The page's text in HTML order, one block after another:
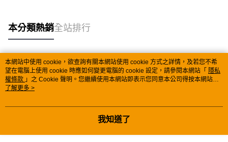
本分類熱銷全站排行
熱門標籤
本網站中使用 cookie，欲查詢有關本網站使用 cookie 方式之詳情，及若您不希
望在電腦上使用 cookie 時應如何變更電腦的 cookie 設定，請參閱本網站「 隱私
權條款 」之 Cookie 聲明。您繼續使用本網站即表示您同意本公司得按本網站使
用條款之 Cookie 聲明使用 cookie。
了解更多 >
我知道了